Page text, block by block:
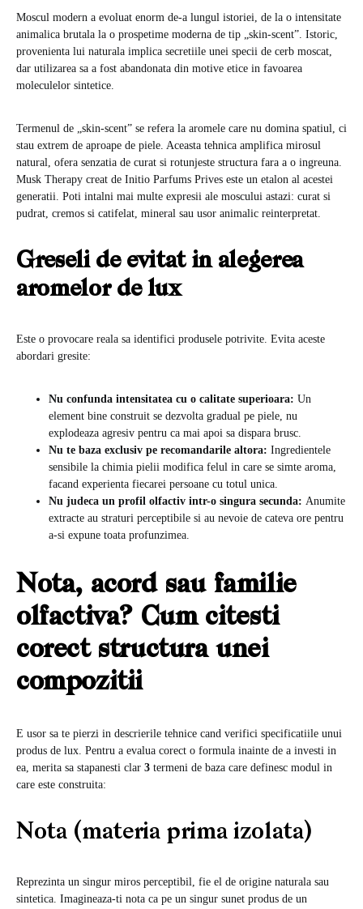
Moscul modern a evoluat enorm de-a lungul istoriei, de la o intensitate
animalica brutala la o prospetime moderna de tip „skin-scent”. Istoric,
provenienta lui naturala implica secretiile unei specii de cerb moscat,
dar utilizarea sa a fost abandonata din motive etice in favoarea
moleculelor sintetice.
Termenul de „skin-scent” se refera la aromele care nu domina spatiul, ci
stau extrem de aproape de piele. Aceasta tehnica amplifica mirosul
natural, ofera senzatia de curat si rotunjeste structura fara a o ingreuna.
Musk Therapy creat de Initio Parfums Prives este un etalon al acestei
generatii. Poti intalni mai multe expresii ale moscului astazi: curat si
pudrat, cremos si catifelat, mineral sau usor animalic reinterpretat.
Greseli de evitat in alegerea
aromelor de lux
Este o provocare reala sa identifici produsele potrivite. Evita aceste
abordari gresite:
Nu confunda intensitatea cu o calitate superioara: Un
element bine construit se dezvolta gradual pe piele, nu
explodeaza agresiv pentru ca mai apoi sa dispara brusc.
Nu te baza exclusiv pe recomandarile altora: Ingredientele
sensibile la chimia pielii modifica felul in care se simte aroma,
facand experienta fiecarei persoane cu totul unica.
Nu judeca un profil olfactiv intr-o singura secunda: Anumite
extracte au straturi perceptibile si au nevoie de cateva ore pentru
a-si expune toata profunzimea.
Nota, acord sau familie
olfactiva? Cum citesti
corect structura unei
compozitii
E usor sa te pierzi in descrierile tehnice cand verifici specificatiile unui
produs de lux. Pentru a evalua corect o formula inainte de a investi in
ea, merita sa stapanesti clar 3 termeni de baza care definesc modul in
care este construita:
Nota (materia prima izolata)
Reprezinta un singur miros perceptibil, fie el de origine naturala sau
sintetica. Imagineaza-ti nota ca pe un singur sunet produs de un